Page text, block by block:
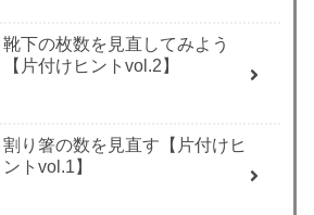
靴下の枚数を見直してみよう
【片付けヒントvol.2】
割り箸の数を見直す【片付けヒ
ントvol.1】